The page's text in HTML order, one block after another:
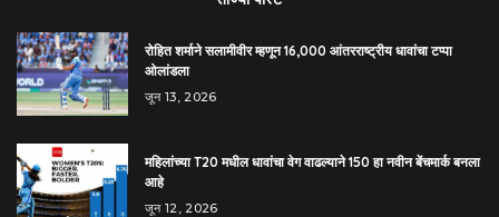
रोहित शर्माने सलामीवीर म्हणून 16,000 आंतरराष्ट्रीय धावांचा टप्पा
ओलांडला
जून 13, 2026
महिलांच्या T20 मधील धावांचा वेग वाढल्याने 150 हा नवीन बेंचमार्क बनला
आहे
जून 12, 2026